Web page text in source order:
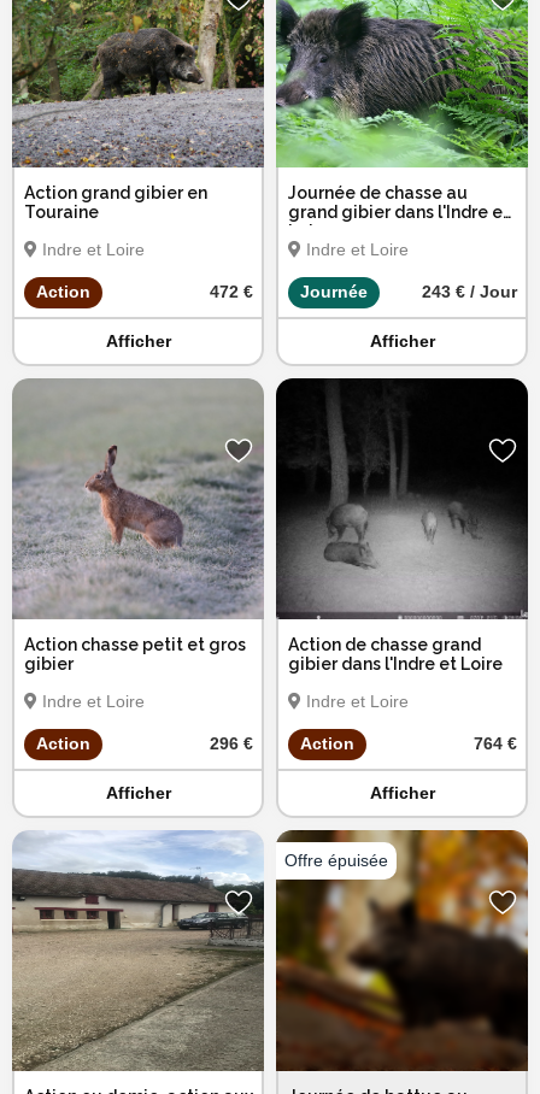
Action grand gibier en
Touraine
Indre et Loire
Action 472 €
Afficher
Journée de chasse au
grand gibier dans l'Indre et
Loire
Indre et Loire
Journée 243 € / Jour
Afficher
Action chasse petit et gros
gibier
Indre et Loire
Action 296 €
Afficher
Action de chasse grand
gibier dans l'Indre et Loire
Indre et Loire
Action 764 €
Afficher